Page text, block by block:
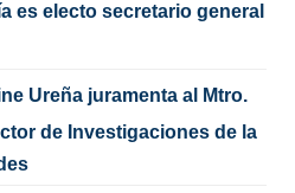
es electo secretario general
Ureña juramenta al Mtro.
de Investigaciones de la